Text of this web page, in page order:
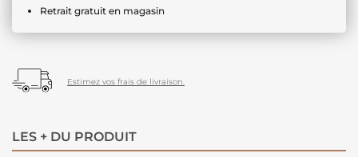
Retrait gratuit en magasin
Estimez vos frais de livraison.
LES + DU PRODUIT